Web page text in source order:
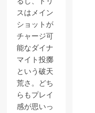
スはメイン
ショットが
チャージ可
能なダイナ
マイト投擲
という破天
荒さ。どち
らもプレイ
感が思いっ